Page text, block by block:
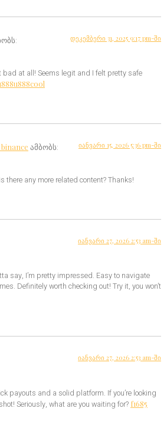
დეკემბერი 31, 2025 9:17 pm-ში
bad at all! Seems legit and I felt pretty safe
ამბობს: იანვარი 15, 2026 5:36 pm-ში
there any more related content? Thanks!
იანვარი 27, 2026 2:53 am-ში
say, I’m pretty impressed. Easy to navigate
Definitely worth checking out! Try it, you won’t
იანვარი 27, 2026 2:53 am-ში
payouts and a solid platform. If you’re looking
Seriously, what are you waiting for? f1685